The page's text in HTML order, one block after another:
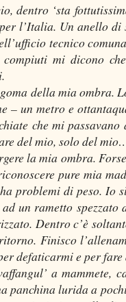
dentro ‘sta
l’Italia. Un anello
tecnico
mi dicono
della mia ombra.
– un metro e
che mi
del mio, solo del
la mia ombra.
pure mia
problemi di peso.
un rametto
Dentro c’è
Finisco
defaticarmi e per
a mammete,
panchina lurida a